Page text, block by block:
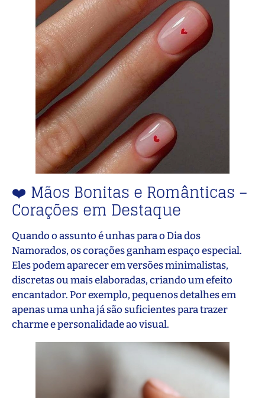
❤️ Mãos Bonitas e Românticas –
Corações em Destaque
Quando o assunto é unhas para o Dia dos
Namorados, os corações ganham espaço especial.
Eles podem aparecer em versões minimalistas,
discretas ou mais elaboradas, criando um efeito
encantador. Por exemplo, pequenos detalhes em
apenas uma unha já são suficientes para trazer
charme e personalidade ao visual.